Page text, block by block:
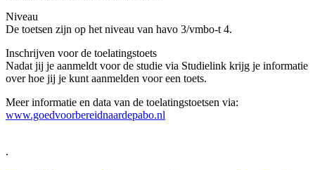
Niveau
De toetsen zijn op het niveau van havo 3/vmbo-t 4.
Inschrijven voor de toelatingstoets
Nadat jij je aanmeldt voor de studie via Studielink krijg je informatie
over hoe jij je kunt aanmelden voor een toets.
Meer informatie en data van de toelatingstoetsen via:
www.goedvoorbereidnaardepabo.nl
.